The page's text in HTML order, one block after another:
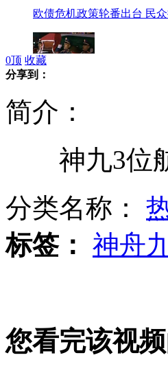
欧债危机政策轮番出台 民
罗慧娟追思会近百名人哀痛
0顶 收藏
分享到：
简介：
神九3位航
分类名称：
标签： 神舟
您看完该视